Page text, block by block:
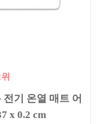
기 온열 매트 어
x 0.2 cm